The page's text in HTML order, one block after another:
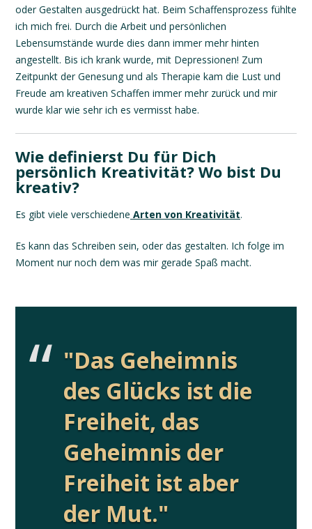
oder Gestalten ausgedrückt hat. Beim Schaffensprozess fühlte
ich mich frei. Durch die Arbeit und persönlichen
Lebensumstände wurde dies dann immer mehr hinten
angestellt. Bis ich krank wurde, mit Depressionen! Zum
Zeitpunkt der Genesung und als Therapie kam die Lust und
Freude am kreativen Schaffen immer mehr zurück und mir
wurde klar wie sehr ich es vermisst habe.
Wie definierst Du für Dich
persönlich Kreativität? Wo bist Du
kreativ?
Es gibt viele verschiedene Arten von Kreativität.
Es kann das Schreiben sein, oder das gestalten. Ich folge im
Moment nur noch dem was mir gerade Spaß macht.
"Das Geheimnis
des Glücks ist die
Freiheit, das
Geheimnis der
Freiheit ist aber
der Mut."